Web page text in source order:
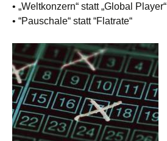
• „Weltkonzern“ statt „Global Player“
• “Pauschale“ statt “Flatrate“